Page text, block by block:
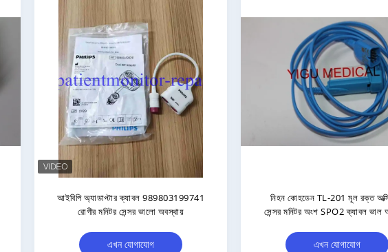
Mindray PM9000 রোগীর মনিটর যন্ত্রাংশ
রক্তের অক্সিজেন PN 040-001403-00
এখন যোগাযোগ
মেরামত রোগী মনিটর সিও 2 সেন্সর
কার্বন ডাই অক্সাইড সেন্সর
এখন যোগাযোগ